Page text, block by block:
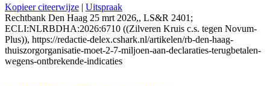
Kopieer citeerwijze | Uitspraak
Rechtbank Den Haag 25 mrt 2026,, LS&R 2401;
ECLI:NLRBDHA:2026:6710 ((Zilveren Kruis c.s. tegen Novum-
Plus)), https://redactie-delex.cshark.nl/artikelen/rb-den-haag-
thuiszorgorganisatie-moet-2-7-miljoen-aan-declaraties-terugbetalen-
wegens-ontbrekende-indicaties